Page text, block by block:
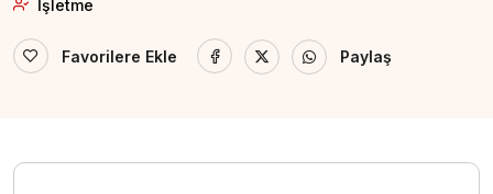
İşletme
Favorilere Ekle Paylaş